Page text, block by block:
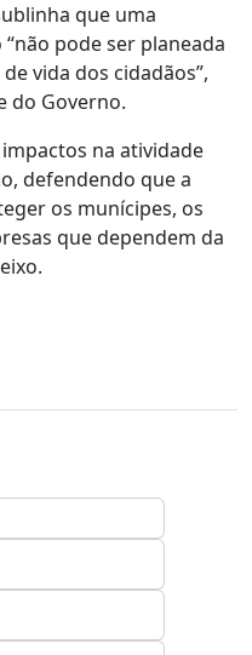
que uma
pode ser planeada
vida dos cidadãos”,
do Governo.
na atividade
defendendo que a
os munícipes, os
que dependem da